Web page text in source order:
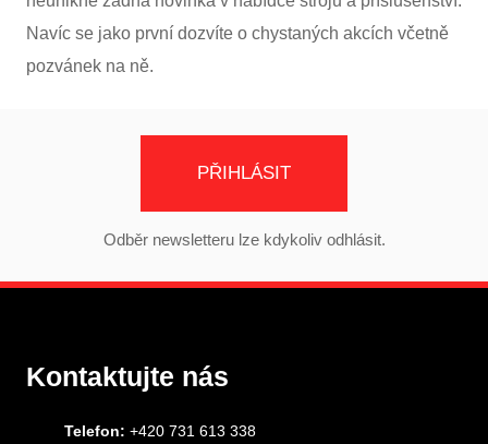
Navíc se jako první dozvíte o chystaných akcích včetně
pozvánek na ně.
PŘIHLÁSIT
Odběr newsletteru lze kdykoliv odhlásit.
Kontaktujte nás
Telefon: +420 731 613 338